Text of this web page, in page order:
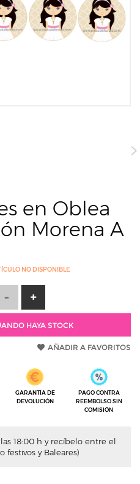
en Oblea
Morena A
NO DISPONIBLE
HAYA STOCK
AÑADIR A FAVORITOS
GARANTÍA DE
DEVOLUCIÓN
PAGO CONTRA
REEMBOLSO SIN
COMISIÓN
18:00 h y recíbelo entre el
festivos y Baleares)